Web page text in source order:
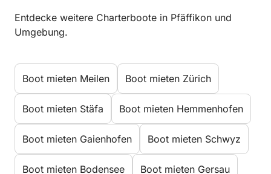
Entdecke weitere Charterboote in Pfäffikon und
Umgebung.
Boot mieten Meilen Boot mieten Zürich
Boot mieten Stäfa Boot mieten Hemmenhofen
Boot mieten Gaienhofen Boot mieten Schwyz
Boot mieten Bodensee Boot mieten Gersau